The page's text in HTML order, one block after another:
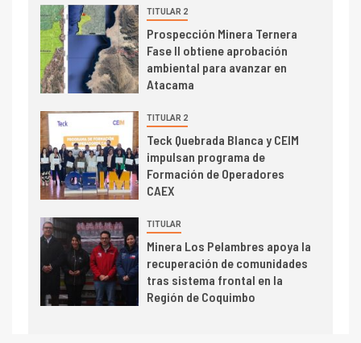
trimestre
4 I+D
Informe bimensual de
Cochilco: precio del cobre
alcanza máximos por escasez
de concentrados
5 I+D
Estudio revela cómo el precio
del cobre y educación superior
se relacionan en zonas
mineras
6
BHP proyecta producción de
cobre cercana a 2 millones de
toneladas tras récord en
Escondida
TITULAR 2
Prospección Minera Ternera
Fase II obtiene aprobación
ambiental para avanzar en
Atacama
TITULAR 2
Teck Quebrada Blanca y CEIM
impulsan programa de
Formación de Operadores
CAEX
TITULAR
Minera Los Pelambres apoya la
recuperación de comunidades
tras sistema frontal en la
Región de Coquimbo